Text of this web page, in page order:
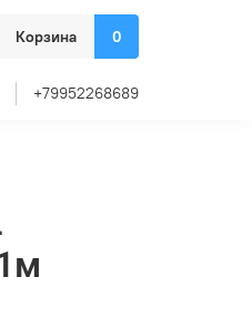
Корзина 0
+79952268689